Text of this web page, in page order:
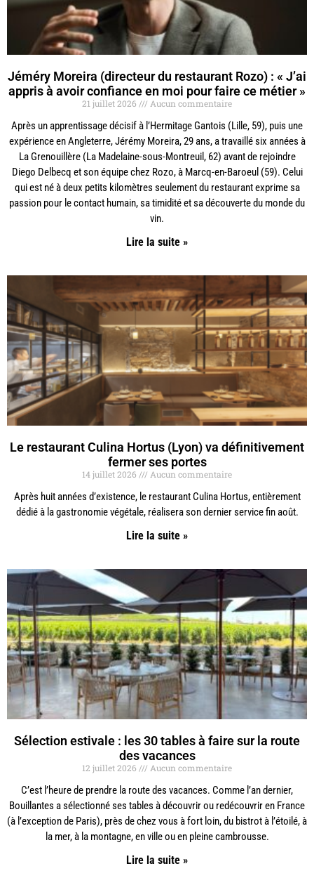
Jéméry Moreira (directeur du restaurant Rozo) : « J’ai
appris à avoir confiance en moi pour faire ce métier »
21 juillet 2026 Aucun commentaire
Après un apprentissage décisif à l’Hermitage Gantois (Lille, 59), puis une
expérience en Angleterre, Jérémy Moreira, 29 ans, a travaillé six années à
La Grenouillère (La Madelaine-sous-Montreuil, 62) avant de rejoindre
Diego Delbecq et son équipe chez Rozo, à Marcq-en-Baroeul (59). Celui
qui est né à deux petits kilomètres seulement du restaurant exprime sa
passion pour le contact humain, sa timidité et sa découverte du monde du
vin.
Lire la suite »
Le restaurant Culina Hortus (Lyon) va définitivement
fermer ses portes
14 juillet 2026 Aucun commentaire
Après huit années d’existence, le restaurant Culina Hortus, entièrement
dédié à la gastronomie végétale, réalisera son dernier service fin août.
Lire la suite »
Sélection estivale : les 30 tables à faire sur la route
des vacances
12 juillet 2026 Aucun commentaire
C’est l’heure de prendre la route des vacances. Comme l’an dernier,
Bouillantes a sélectionné ses tables à découvrir ou redécouvrir en France
(à l’exception de Paris), près de chez vous à fort loin, du bistrot à l’étoilé, à
la mer, à la montagne, en ville ou en pleine cambrousse.
Lire la suite »